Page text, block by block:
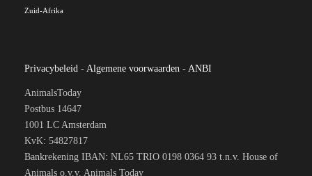
Zuid-Afrika
Privacybeleid - Algemene voorwaarden - ANBI
AnimalsToday
Postbus 14647
1001 LC Amsterdam
KvK: 54827817
Bankrekening IBAN: NL65 TRIO 0198 0364 93 t.n.v. House of
Animals o.v.v. Animals Today